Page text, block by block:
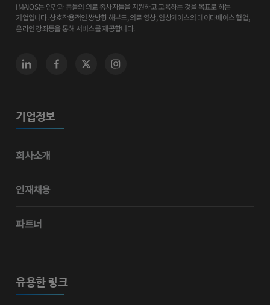
IMAIOS는 인간과 동물의 의료 종사자들을 지원하고 교육하는 것을 목표로 하는
기업입니다. 상호작용적인 쌍방향 해부도, 의료 영상, 임상케이스의 데이타베이스 협업,
온라인 강좌등을 통해 서비스를 제공합니다.
기업정보
회사소개
인재채용
파트너
유용한 링크